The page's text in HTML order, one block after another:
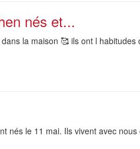
nés et...
la maison 🥰 ils ont l
nés le 11 mai. Ils vivent avec